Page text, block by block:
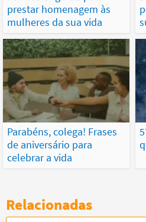
prestar homenagem às
mulheres da sua vida
Parabéns, colega! Frases
de aniversário para
celebrar a vida
Relacionadas